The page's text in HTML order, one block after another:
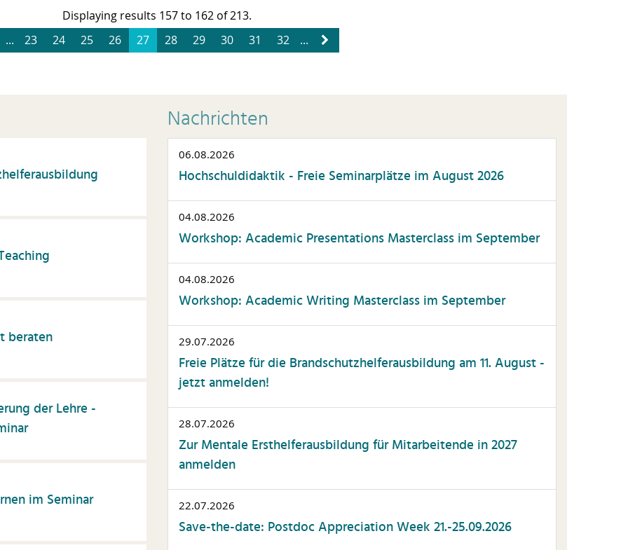
Displaying results 157 to 162 of 213.
...
23 24 25 26 27 28 29 30 31 32 ...
beraten
der Lehre -
im Seminar
Nachrichten
06.08.2026
Hochschuldidaktik - Freie Seminarplätze im August 2026
04.08.2026
Workshop: Academic Presentations Masterclass im September
04.08.2026
Workshop: Academic Writing Masterclass im September
29.07.2026
Freie Plätze für die Brandschutzhelferausbildung am 11. August -
jetzt anmelden!
28.07.2026
Zur Mentale Ersthelferausbildung für Mitarbeitende in 2027
anmelden
22.07.2026
Save-the-date: Postdoc Appreciation Week 21.-25.09.2026